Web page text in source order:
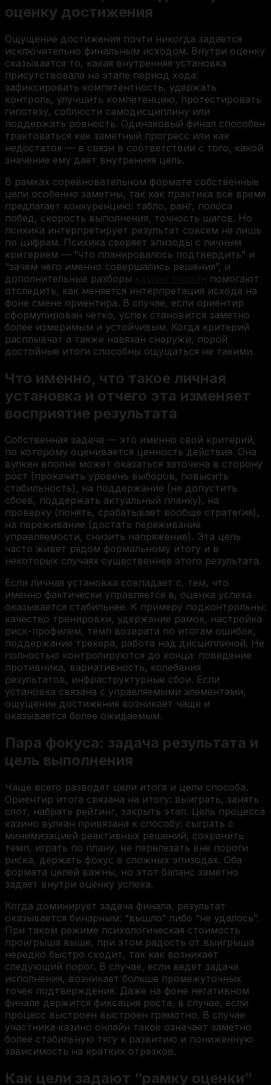
оценку достижения
Ощущение достижения почти никогда задается
исключительно финальным исходом. Внутри оценку
сказывается то, какая внутренняя установка
присутствовала на этапе период хода:
зафиксировать компетентность, удержать
контроль, улучшить компетенцию, протестировать
гипотезу, соблюсти самодисциплину или
поддержать ровность. Одинаковый финал способен
трактоваться как заметный прогресс или как
недостаток — в связи в соответствии с того, какой
значение ему дает внутренняя цель.
В рамках соревновательном формате собственные
цели особенно заметны, так как практика всё время
предлагает конкуренцию: табло, ранг, полоса
побед, скорость выполнения, точность шагов. Но
психика интерпретирует результат совсем не лишь
по цифрам. Психика сверяет эпизоды с личным
критерием — “что планировалось подтвердить” и
“зачем чего именно совершались решения”, и
дополнительные разборы
помогают
отследить, как меняется интерпретация исхода на
фоне смене ориентира. В случае, если ориентир
сформулирован четко, успех становится заметно
более измеримым и устойчивым. Когда критерий
расплывчат а также навязан снаружи, порой
достойные итоги способны ощущаться не такими.
Что именно, что такое личная
установка и отчего эта изменяет
восприятие результата
Собственная задача — это именно свой критерий,
по которому оценивается ценность действия. Она
вулкан вполне может оказаться заточена в сторону
рост (прокачать уровень выборов, повысить
стабильность), на поддержание (не допустить
сбоев, поддержать актуальный планку), на
проверку (понять, срабатывает вообще стратегия),
на переживание (достать переживание
управляемости, снизить напряжение). Эта цель
часто живет рядом формальному итогу и в
некоторых случаях существеннее этого результата.
Если личная установка совпадает с, тем, что
именно фактически управляется в, оценка успеха
оказывается стабильнее. К примеру подконтрольны:
качество тренировки, удержание рамок, настройка
риск-профилем, темп возврата по итогам ошибок,
поддержание трекера, работа над дисциплиной. Не
полностью контролируются до конца: поведение
противника, вариативность, колебания
результатов, инфраструктурные сбои. Если
установка связана с управляемыми элементами,
ощущение достижения возникает чаще и
оказывается более ожидаемым.
Пара фокуса: задача результата и
цель выполнения
Чаще всего разводят цели итога и цели способа.
Ориентир итога связана на итогу: выиграть, занять
слот, набрать рейтинг, закрыть этап. Цель процесса
казино вулкан привязана к способу: сыграть с
минимизацией реактивных решений, сохранить
темп, играть по плану, не перелезать вне пороги
риска, держать фокус в сложных эпизодах. Оба
формата целей важны, но этот баланс заметно
задает внутри оценку успеха.
Когда доминирует задача финала, результат
оказывается бинарным: “вышло” либо “не удалось”.
При таком режиме психологическая стоимость
проигрыша выше, при этом радость от выигрыша
нередко быстро сходит, так как возникает
следующий порог. В случае, если ведет задача
исполнения, возникает больше промежуточных
точек подтверждения. Даже на фоне негативном
финале держится фиксация роста, в случае, если
процесс выстроен выстроен грамотно. В случае
участника казино онлайн такое означает заметно
более стабильную тягу к развитию и пониженную
зависимость на кратких отрезков.
Как цели задают “рамку оценки”